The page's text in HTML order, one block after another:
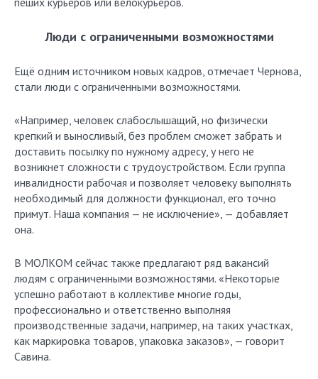
Люди с ограниченными возможностями
Ещё одним источником новых кадров, отмечает Чернова,
стали люди с ограниченными возможностями.
«Например, человек слабослышащий, но физически
крепкий и выносливый, без проблем сможет забрать и
доставить посылку по нужному адресу, у него не
возникнет сложности с трудоустройством. Если группа
инвалидности рабочая и позволяет человеку выполнять
необходимый для должности функционал, его точно
примут. Наша компания — не исключение», — добавляет
она.
В МОЛКОМ сейчас также предлагают ряд вакансий
людям с ограниченными возможностями. «Некоторые
успешно работают в коллективе многие годы,
профессионально и ответственно выполняя
производственные задачи, например, на таких участках,
как маркировка товаров, упаковка заказов», — говорит
Савина.